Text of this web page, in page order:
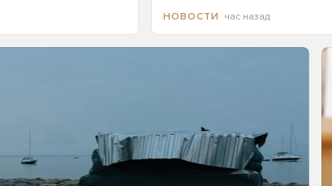
НОВОСТИ час назад